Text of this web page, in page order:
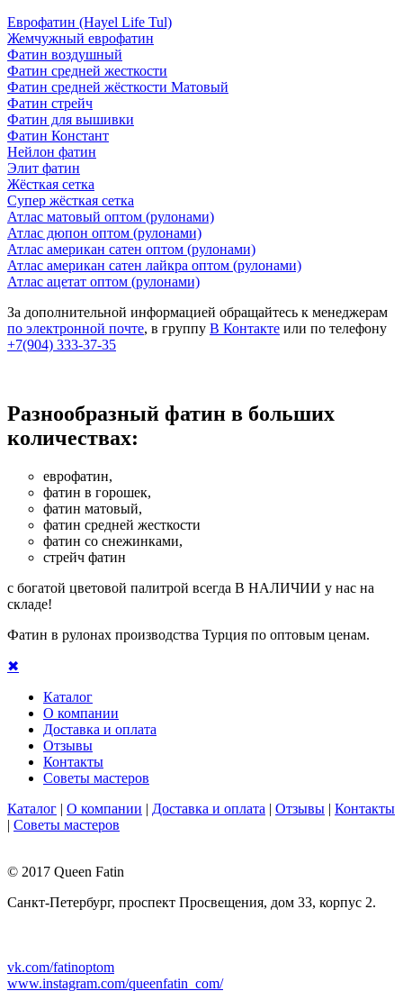
Еврофатин (Hayel Life Tul)
Жемчужный еврофатин
Фатин воздушный
Фатин средней жесткости
Фатин средней жёсткости Матовый
Фатин стрейч
Фатин для вышивки
Фатин Констант
Нейлон фатин
Элит фатин
Жёсткая сетка
Супер жёсткая сетка
Атлас матовый оптом (рулонами)
Атлас дюпон оптом (рулонами)
Атлас американ сатен оптом (рулонами)
Атлас американ сатен лайкра оптом (рулонами)
Атлас ацетат оптом (рулонами)
За дополнительной информацией обращайтесь к менеджерам
по электронной почте, в группу В Контакте или по телефону
+7(904) 333-37-35
Разнообразный фатин в больших
количествах:
еврофатин,
фатин в горошек,
фатин матовый,
фатин средней жесткости
фатин со снежинками,
стрейч фатин
с богатой цветовой палитрой всегда В НАЛИЧИИ у нас на
складе!
Фатин в рулонах производства Турция по оптовым ценам.
✖
Каталог
О компании
Доставка и оплата
Отзывы
Контакты
Советы мастеров
Каталог | О компании | Доставка и оплата | Отзывы | Контакты
| Советы мастеров
© 2017 Queen Fatin
Санкт-Петербург, проспект Просвещения, дом 33, корпус 2.
vk.com/fatinoptom
www.instagram.com/queenfatin_com/